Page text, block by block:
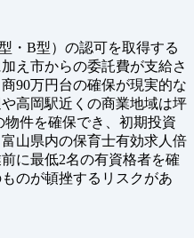
・B型）の認可を取得する
え市からの委託費が支給さ
90万円台の確保が現実的な
高岡駅近くの商業地域は坪
物件を確保でき、初期投資
山県内の保育士有効求人倍
に最低2名の有資格者を確
のが頓挫するリスクがあ